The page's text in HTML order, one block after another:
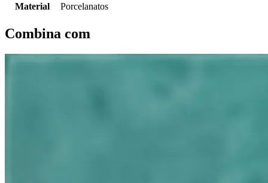
Material
Porcelanatos
Combina com